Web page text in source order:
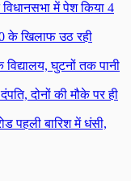
में पेश किया 4
के खिलाफ उठ रही
विद्यालय, घुटनों तक पानी
दोनों की मौके पर ही
पहली बारिश में धंसी,